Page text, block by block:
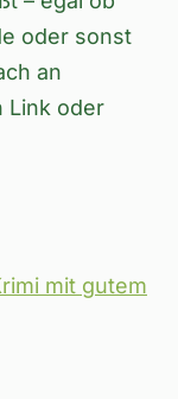
oder sonst
an
Link oder
mit gutem